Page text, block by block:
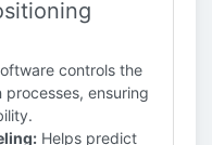
controls the
ensuring
Helps predict